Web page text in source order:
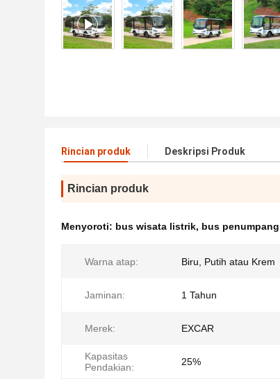
Rincian produk Deskripsi Produk
Rincian produk
Menyoroti: bus wisata listrik, bus
Warna atap: Biru, Putih atau Krem
Jaminan: 1 Tahun
Merek: EXCAR
Kapasitas
Pendakian:
25%